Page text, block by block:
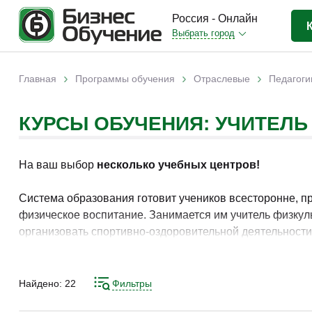
Россия - Онлайн
Выбрать город
Отраслевые (2988)
Промышленное обучение (247)
Дизайн (343)
Личностный рост
Главная › Программы обучения › Отраслевые ›
КУРСЫ ОБУЧЕНИЯ:
На ваш выбор несколько учебных центров!
Система образования готовит учеников всесторонне,
физическое воспитание. Занимается им учитель
организовать спортивно-оздоровительной
Найдено: 22 Фильтры